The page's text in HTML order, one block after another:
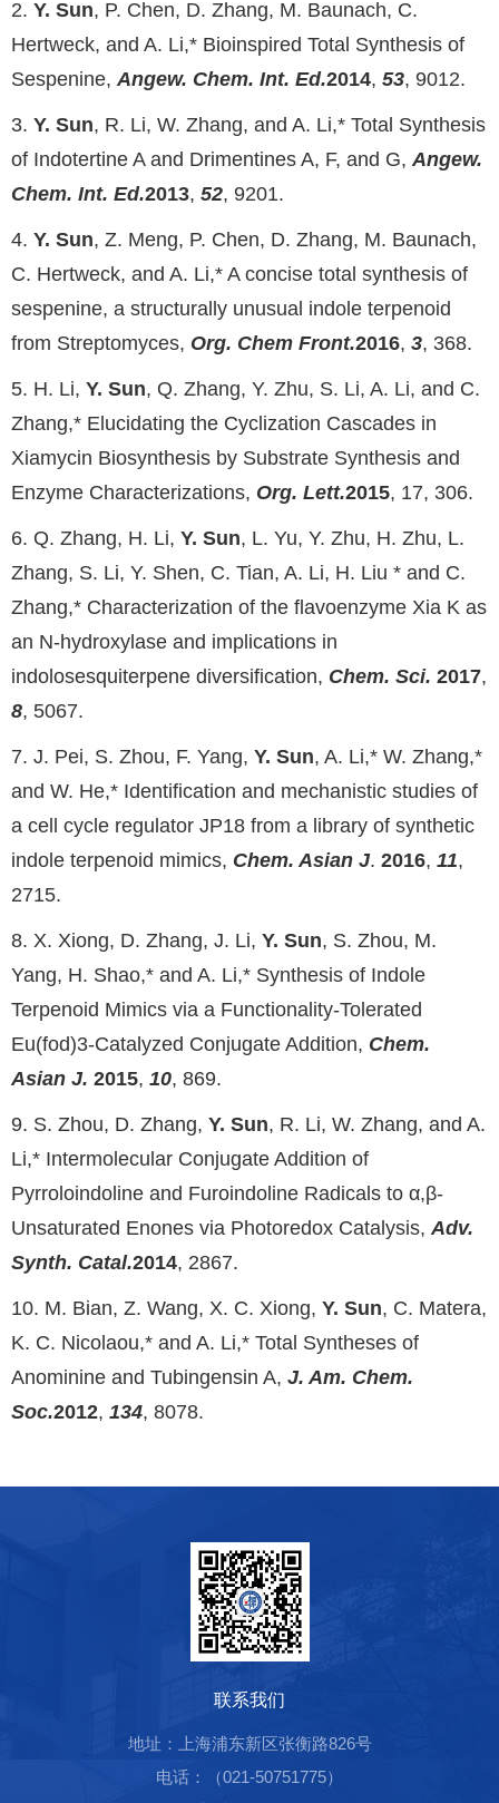
2. Y. Sun, P. Chen, D. Zhang, M. Baunach, C.
Hertweck, and A. Li,* Bioinspired Total Synthesis of
Sespenine,Angew. Chem. Int. Ed.2014, 53, 9012.
3. Y. Sun, R. Li, W. Zhang, and A. Li,* Total Synthesis
of Indotertine A and Drimentines A, F, and G,Angew.
Chem. Int. Ed.2013, 52, 9201.
4. Y. Sun, Z. Meng, P. Chen, D. Zhang, M. Baunach,
C. Hertweck, and A. Li,* A concise total synthesis of
sespenine, a structurally unusual indole terpenoid
from Streptomyces, Org. Chem Front.2016, 3, 368.
5. H. Li, Y. Sun, Q. Zhang, Y. Zhu, S. Li, A. Li, and C.
Zhang,* Elucidating the Cyclization Cascades in
Xiamycin Biosynthesis by Substrate Synthesis and
Enzyme Characterizations, Org. Lett.2015, 17, 306.
6. Q. Zhang, H. Li, Y. Sun, L. Yu, Y. Zhu, H. Zhu, L.
Zhang, S. Li, Y. Shen, C. Tian, A. Li, H. Liu * and C.
Zhang,* Characterization of the flavoenzyme Xia K as
an N-hydroxylase and implications in
indolosesquiterpene diversification, Chem. Sci. 2017,
8, 5067.
7. J. Pei, S. Zhou, F. Yang, Y. Sun, A. Li,* W. Zhang,*
and W. He,* Identification and mechanistic studies of
a cell cycle regulator JP18 from a library of synthetic
indole terpenoid mimics, Chem. Asian J. 2016, 11,
2715.
8. X. Xiong, D. Zhang, J. Li, Y. Sun, S. Zhou, M.
Yang, H. Shao,* and A. Li,* Synthesis of Indole
Terpenoid Mimics via a Functionality-Tolerated
Eu(fod)3-Catalyzed Conjugate Addition, Chem.
Asian J. 2015, 10, 869.
9. S. Zhou, D. Zhang, Y. Sun, R. Li, W. Zhang, and A.
Li,* Intermolecular Conjugate Addition of
Pyrroloindoline and Furoindoline Radicals to α,β-
Unsaturated Enones via Photoredox Catalysis,Adv.
Synth. Catal.2014, 2867.
10. M. Bian, Z. Wang, X. C. Xiong, Y. Sun, C. Matera,
K. C. Nicolaou,* and A. Li,* Total Syntheses of
Anominine and Tubingensin A, J. Am. Chem.
Soc.2012, 134, 8078.
联系我们
地址：上海浦东新区张衡路826号
电话：（021-50751775）